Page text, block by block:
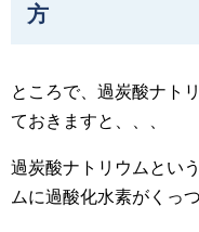
方
ところで、過炭酸ナト
ておきますと、、、
過炭酸ナトリウムとい
ムに過酸化水素がくっ